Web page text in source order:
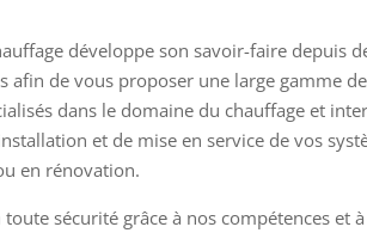
développe son savoir-faire depuis
afin de vous proposer une large gamme
dans le domaine du chauffage et
et de mise en service de vos
en rénovation.
sécurité grâce à nos compétences et